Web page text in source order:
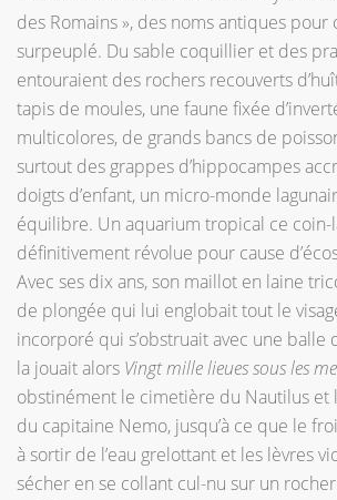
des Romains », des noms antiques pour
surpeuplé. Du sable coquillier et des
entouraient des rochers recouverts
tapis de moules, une faune fixée
multicolores, de grands bancs de
surtout des grappes d’hippocampes
doigts d’enfant, un micro-monde
équilibre. Un aquarium tropical ce coin-
définitivement révolue pour cause
Avec ses dix ans, son maillot en laine
de plongée qui lui englobait tout le
incorporé qui s’obstruait avec une balle
la jouait alors Vingt mille lieues sous les
obstinément le cimetière du Nautilus et
du capitaine Nemo, jusqu’à ce que le
à sortir de l’eau grelottant et les lèvres
sécher en se collant cul-nu sur un